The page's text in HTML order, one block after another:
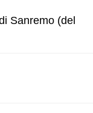
Sanremo (del